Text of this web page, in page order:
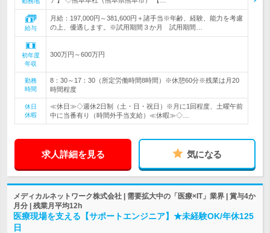
給与
月給：197,000円～381,600円＋諸手当※年齢、経験、能力を考慮
の上、優遇します。※試用期間３か月 試用期間…
初年度
年収
300万円～600万円
勤務
時間
8：30～17：30（所定労働時間8時間）※休憩60分※残業は月20
時間程度
休日
休暇
≪休日≫◇週休2日制（土・日・祝日）※月に1回程度、土曜午前
中に当番有り（時間外手当支給）≪休暇≫◇…
求人詳細を見る 気になる
メディカルネットワーク株式会社 | 需要拡大中の「医療×IT」業界 | 賞与4か
月分 | 残業月平均12h
医療現場を支える【サポートエンジニア】★未経験OK/年休125
日